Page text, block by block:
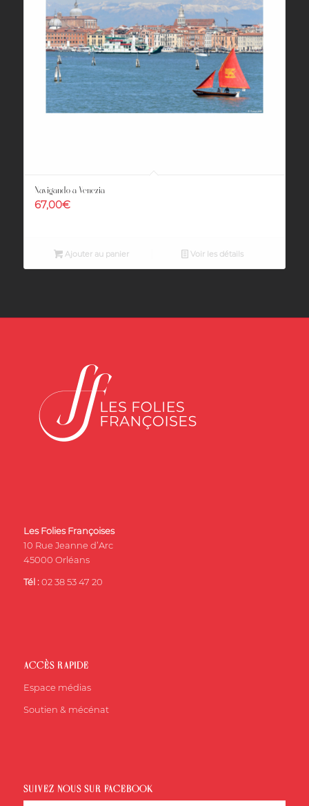
Navigando a Venezia
67,00€
Ajouter au panier Voir les détails
Les Folies Françoises
10 Rue Jeanne d’Arc
45000 Orléans
Tél : 02 38 53 47 20
ACCÈS RAPIDE
Espace médias
Soutien & mécénat
SUIVEZ-NOUS SUR FACEBOOK